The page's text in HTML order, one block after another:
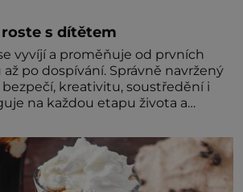
s dítětem
vyvíjí a proměňuje od prvních
po dospívání. Správně navržený
kreativitu, soustředění i
na každou etapu života a
a bezpečí, proto by pokoj
především klidně a útulně.